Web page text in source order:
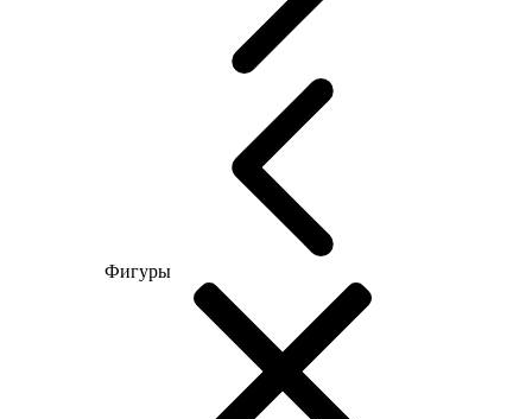
Фигуры